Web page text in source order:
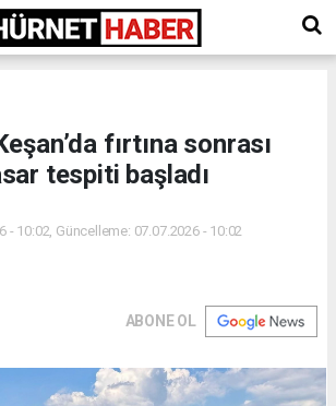
fırtına sonrası
tespiti başladı
- 10:02, Güncelleme: 07.07.2026 - 10:02
ABONE OL